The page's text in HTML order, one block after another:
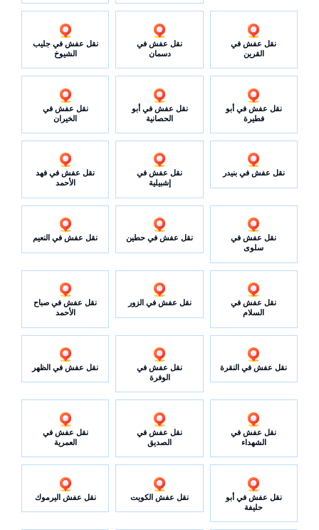
نقل عفش في
القرين
نقل عفش في
دسمان
نقل عفش في جليب
الشيوخ
نقل عفش في أبو
فطيرة
نقل عفش في أبو
الحصانية
نقل عفش في
الخيران
نقل عفش في بنيدر
نقل عفش في
إشبيلية
نقل عفش في فهد
الأحمد
نقل عفش في
سلوى
نقل عفش في حطين نقل عفش في النعيم
نقل عفش في
السلام
نقل عفش في الزور
نقل عفش في صباح
الأحمد
نقل عفش في النقرة
نقل عفش في
الوفرة
نقل عفش في الظهر
نقل عفش في
الشهداء
نقل عفش في
الصديق
نقل عفش في
العمرية
نقل عفش في أبو
حليفة
نقل عفش الكويت نقل عفش اليرموك